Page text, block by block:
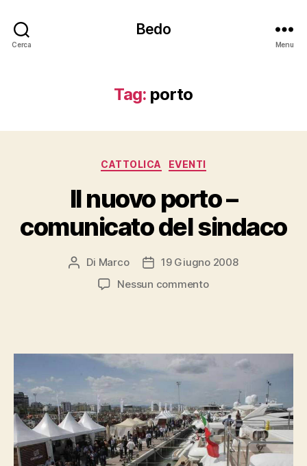
Cerca
Bedo
Menu
Tag: porto
Categorie
CATTOLICA EVENTI
Il nuovo porto –
comunicato del sindaco
Autore
articolo
Di Marco
Data19 Giugno 2008
Nessun commentosu
comunicato
sindaco